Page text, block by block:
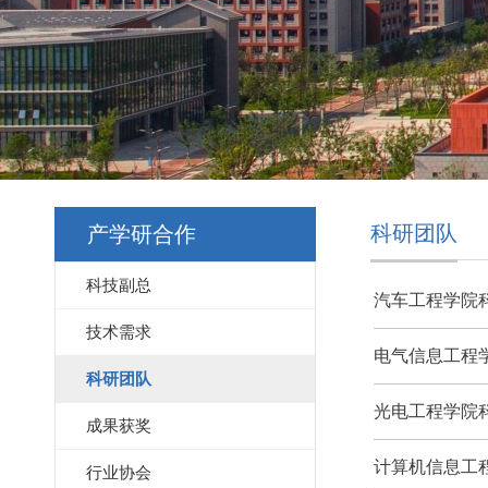
产学研合作
科技副总
技术需求
科研团队
成果获奖
行业协会
科研团队
汽车工程学院
电气信息工程
光电工程学院
计算机信息工